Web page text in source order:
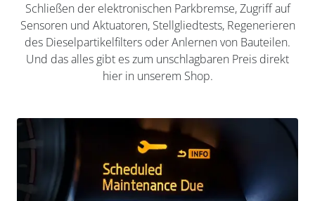
Schließen der elektronischen Parkbremse, Zugriff auf
Sensoren und Aktuatoren, Stellgliedtests, Regenerieren
des Dieselpartikelfilters oder Anlernen von Bauteilen.
Und das alles gibt es zum unschlagbaren Preis direkt
hier in unserem Shop.